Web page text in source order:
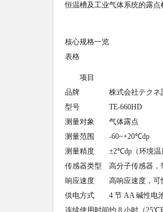
恒温槽及工业气体系统的露点
核心规格一览
表格
项目
品牌
株式会社テクネ
型号
TE-660HD
测量对象
气体露点
测量范围
-60~+20℃dp
测量精度
±2℃dp（环境
传感器类型
高分子传感器，
响应速度
高响应速度，可
供电方式
4 节 AA 碱性电
连续使用时间约 8 小时（25℃